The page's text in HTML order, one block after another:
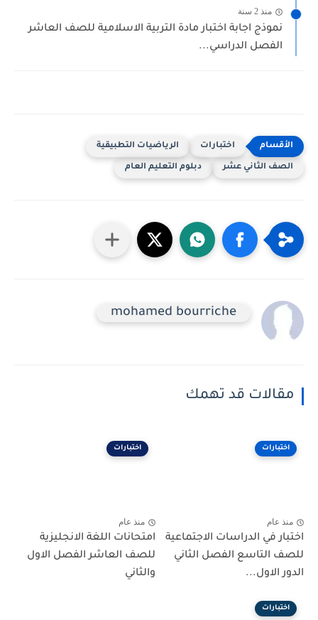
منذ 2 سنة
نموذج اجابة اختبار مادة التربية الاسلامية للصف العاشر
الفصل الدراسي...
اختبارات الرياضيات التطبيقية
الصف الثاني عشر دبلوم التعليم العام
mohamed bourriche
مقالات قد تهمك
اختبارات
منذ عام
اختبار في الدراسات الاجتماعية
للصف التاسع الفصل الثاني
الدور الاول...
اختبارات
منذ عام
امتحانات اللغة الانجليزية
للصف العاشر الفصل الاول
والثاني
اختبارات